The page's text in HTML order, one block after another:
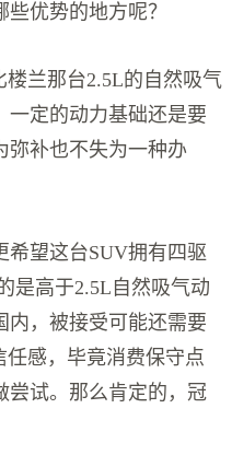
优势的地方呢？
兰那台2.5L的自然吸气
一定的动力基础还是要
弥补也不失为一种办
希望这台SUV拥有四驱
是高于2.5L自然吸气动
内，被接受可能还需要
感，毕竟消费保守点
尝试。那么肯定的，冠